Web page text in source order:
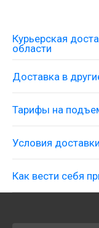
Курьерская
области
Доставка в
Тарифы на
Условия
Как вести себя